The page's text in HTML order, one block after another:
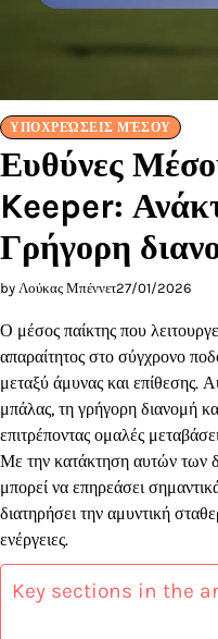
ΥΠΟΧΡΕΏΣΕΙΣ ΜΈΣΟΥ
Ευθύνες
Keeper:
Γρήγορη
by Λούκας Μπέννετ27/01/2026
Ο μέσος παίκτης που
απαραίτητος στο σύγχρονο
μεταξύ άμυνας και επίθεσης.
μπάλας, τη γρήγορη διανομή
επιτρέποντας ομαλές
Με την κατάκτηση αυτών των
μπορεί να επηρεάσει
διατηρήσει την αμυντική
ενέργειες.
Key sections in the